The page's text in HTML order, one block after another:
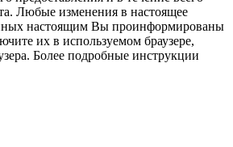
Любые изменения в настоящее
настоящим Вы проинформированы
их в используемом браузере,
Более подробные инструкции